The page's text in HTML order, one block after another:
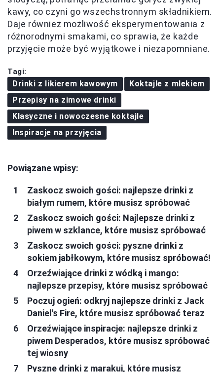
kawy, co czyni go wszechstronnym składnikiem.
Daje również możliwość eksperymentowania z
różnorodnymi smakami, co sprawia, że każde
przyjęcie może być wyjątkowe i niezapomniane.
Tagi:
Drinki z likierem kawowym
Koktajle z mlekiem
Przepisy na zimowe drinki
Klasyczne i nowoczesne koktajle
Inspiracje na przyjęcia
Powiązane wpisy:
Zaskocz swoich gości: najlepsze drinki z
białym rumem, które musisz spróbować
Zaskocz swoich gości: Najlepsze drinki z
piwem w szklance, które musisz spróbować
Zaskocz swoich gości: pyszne drinki z
sokiem jabłkowym, które musisz spróbować!
Orzeźwiające drinki z wódką i mango:
najlepsze przepisy, które musisz spróbować
Poczuj ogień: odkryj najlepsze drinki z Jack
Daniel's Fire, które musisz spróbować teraz
Orzeźwiające inspiracje: najlepsze drinki z
piwem Desperados, które musisz spróbować
tej wiosny
Pyszne drinki z marakui, które musisz